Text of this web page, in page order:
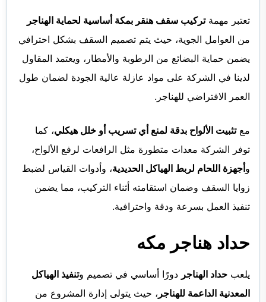
تعتبر مهمةتركيب سقف هنقر بمكة أساسية لحماية الهناجر
من العوامل الجوية، حيث يتم تصميم السقف بشكل احترافي
يضمن حماية البضائع من الرطوبة والأمطار، ويعتمد المقاول
لدينا في الشركة على مواد عازلة عالية الجودة لضمان طول
العمر الافتراضي للهناجر.
معتثبيت الألواح بدقة لمنع أي تسريب أو خلل هيكلي، كما
توفر الشركة معدات متطورة مثل الرافعات لرفع الألواح،
وأجهزة اللحام لربط الهياكل الحديدية، وأدوات القياس لضبط
زوايا السقف وضمان استقامته أثناء التركيب، مما يضمن
تنفيذ العمل بسرعة ودقة واحترافية.
حداد هناجر مكه
يلعب حداد الهناجر دورًا أساسي في تصميم وتنفيذ الهياكل
المعدنية الداعمة للهناجر ، حيث يتولى إدارة المشروع من